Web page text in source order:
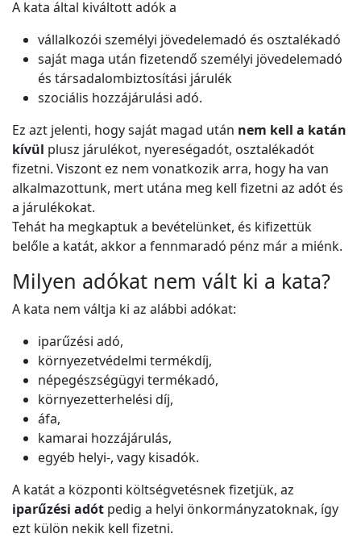
A kata által kiváltott adók a
vállalkozói személyi jövedelemadó és osztalékadó
saját maga után fizetendő személyi jövedelemadó
és társadalombiztosítási járulék
szociális hozzájárulási adó.
Ez azt jelenti, hogy saját magad után nem kell a katán
kívül plusz járulékot, nyereségadót, osztalékadót
fizetni. Viszont ez nem vonatkozik arra, hogy ha van
alkalmazottunk, mert utána meg kell fizetni az adót és
a járulékokat.
Tehát ha megkaptuk a bevételünket, és kifizettük
belőle a katát, akkor a fennmaradó pénz már a miénk.
Milyen adókat nem vált ki a kata?
A kata nem váltja ki az alábbi adókat:
iparűzési adó,
környezetvédelmi termékdíj,
népegészségügyi termékadó,
környezetterhelési díj,
áfa,
kamarai hozzájárulás,
egyéb helyi-, vagy kisadók.
A katát a központi költségvetésnek fizetjük, az
iparűzési adót pedig a helyi önkormányzatoknak, így
ezt külön nekik kell fizetni.